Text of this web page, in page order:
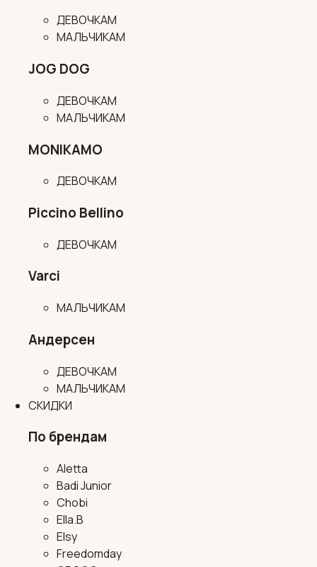
ДЕВОЧКАМ
МАЛЬЧИКАМ
JOG DOG
ДЕВОЧКАМ
МАЛЬЧИКАМ
MONIKAMO
ДЕВОЧКАМ
Piccino Bellino
ДЕВОЧКАМ
Varci
МАЛЬЧИКАМ
Андерсен
ДЕВОЧКАМ
МАЛЬЧИКАМ
СКИДКИ
По брендам
Aletta
Badi Junior
Chobi
Ella.B
Elsy
Freedomday